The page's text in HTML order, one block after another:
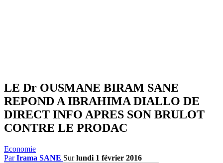
LE Dr OUSMANE BIRAM SANE
REPOND A IBRAHIMA DIALLO DE
DIRECT INFO APRES SON BRULOT
CONTRE LE PRODAC
Economie
ParIrama SANE Surlundi 1 février 2016